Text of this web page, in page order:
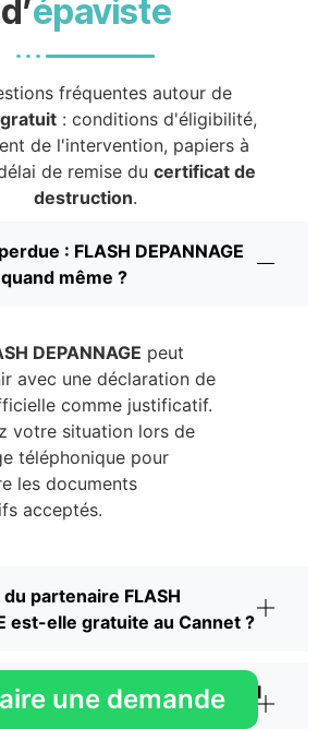
d’épaviste
fréquentes autour de
: conditions d'éligibilité,
de l'intervention, papiers à
de remise ducertificat de
destruction.
: FLASH DEPANNAGE
même ?
DEPANNAGE peut
avec une déclaration de
comme justificatif.
votre situation lors de
téléphonique pour
les documents
acceptés.
partenaire FLASH
est-elle gratuite au Cannet ?
DEPANNAGE me paie-t-il
une demande